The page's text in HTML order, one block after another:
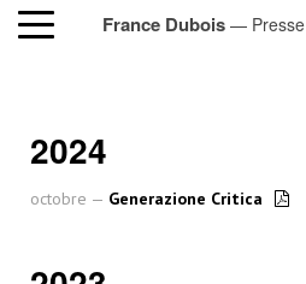
France Dubois — Presse
2024
octobre — Generazione Critica